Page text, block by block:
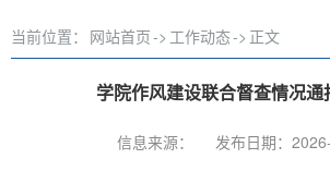
当前位置： 网站首页-> 工作动态-> 正文
学院作风建设联合督查情况通
信息来源： 发布日期：